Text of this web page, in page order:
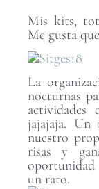
Mis kits,
Me gusta
La
nocturnas
actividades
jajajaja. Un
nuestro
risas y
un rato.